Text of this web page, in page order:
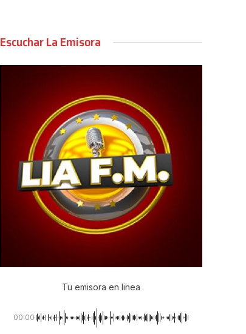
Escuchar La Emisora
Tu emisora en linea
00:00